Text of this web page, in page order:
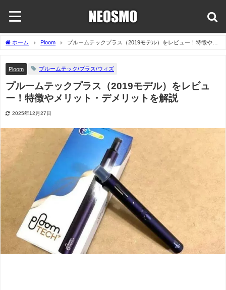
ホーム Ploom
プルームテックプラス（2019モデル）をレビュー！特徴やメ
Ploom プルームテック/プラス/ウィズ
プルームテックプラス（2019モデル）をレビュ
ー！特徴やメリット・デメリットを解説
2025年12月27日